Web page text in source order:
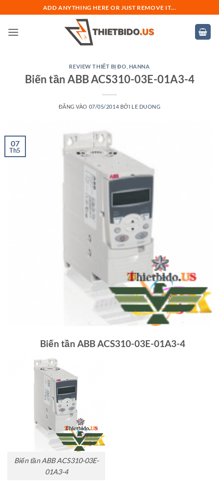
qua
nội
ADD ANYTHING HERE OR JUST REMOVE IT...
REVIEW THIẾT BỊ ĐO HANNA
Biến tần ABB ACS310-03E-01A3-4
ĐĂNG VÀO 07/05/2014 BỞI LE DUONG
07
Th5
Biến tần ABB ACS310-03E-01A3-4
Biến tần ABB ACS310-03E-
01A3-4